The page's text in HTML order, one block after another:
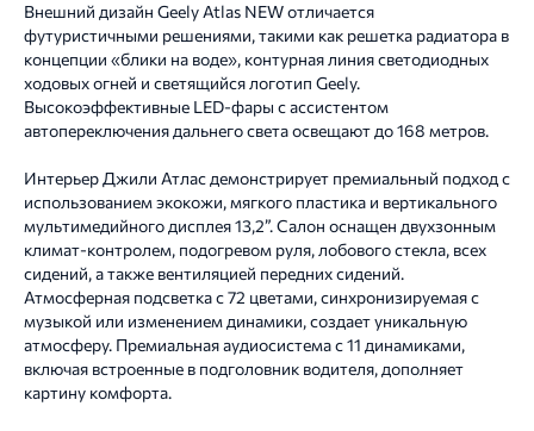
Внешний дизайн Geely Atlas NEW отличается
футуристичными решениями, такими как решетка радиатора в
концепции «блики на воде», контурная линия светодиодных
ходовых огней и светящийся логотип Geely.
Высокоэффективные LED-фары с ассистентом
автопереключения дальнего света освещают до 168 метров.
Интерьер Джили Атлас демонстрирует премиальный подход с
использованием экокожи, мягкого пластика и вертикального
мультимедийного дисплея 13,2”. Салон оснащен двухзонным
климат-контролем, подогревом руля, лобового стекла, всех
сидений, а также вентиляцией передних сидений.
Атмосферная подсветка с 72 цветами, синхронизируемая с
музыкой или изменением динамики, создает уникальную
атмосферу. Премиальная аудиосистема с 11 динамиками,
включая встроенные в подголовник водителя, дополняет
картину комфорта.